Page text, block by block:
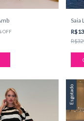
OFF
Saia
Esgotado